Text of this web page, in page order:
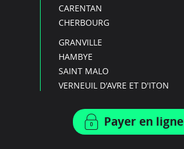
CARENTAN
CHERBOURG
GRANVILLE
HAMBYE
SAINT MALO
VERNEUIL D'AVRE ET D'ITON
Payer en ligne